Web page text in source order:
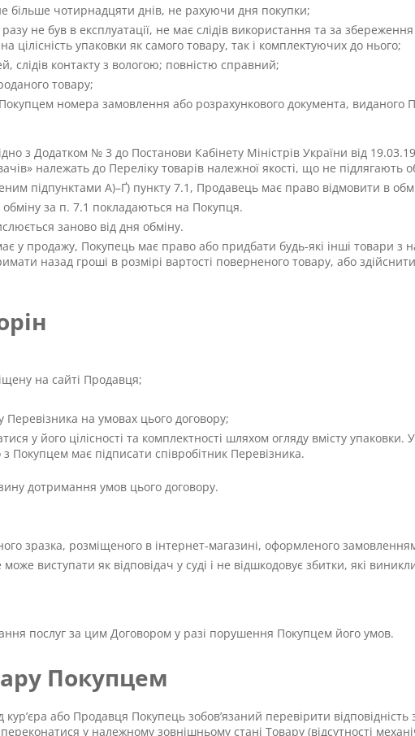
більше чотирнадцяти днів, не рахуючи дня покупки;
не був в експлуатації, не має слідів використання та за
цілісність упаковки як самого товару, так і комплектуючих до нього;
слідів контакту з вологою; повністю справний;
товару;
номера замовлення або розрахункового документа,
з Додатком № 3 до Постанови Кабінету Міністрів України від
належать до Переліку товарів належної якості, що не підлягають
підпунктами А)–Ґ) пункту 7.1, Продавець має право відмовити в
за п. 7.1 покладаються на Покупця.
заново від дня обміну.
у продажу, Покупець має право або придбати будь-які інші товари з
назад гроші в розмірі вартості поверненого товару, або
на сайті Продавця;
на умовах цього договору;
у його цілісності та комплектності шляхом огляду вмісту
з Покупцем має підписати співробітник Перевізника.
дотримання умов цього договору.
зразка, розміщеного в інтернет-магазині, оформленого
виступати як відповідач у суді і не відшкодовує збитки, які
послуг за цим Договором у разі порушення Покупцем його умов.
Покупцем
або Продавця Покупець зобов’язаний перевірити
у належному зовнішньому стані Товару (відсутності